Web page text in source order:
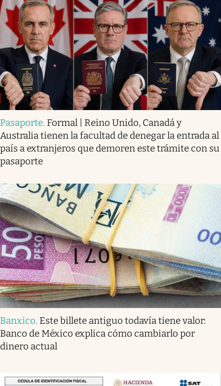
Pasaporte. Formal | Reino Unido, Canadá y
Australia tienen la facultad de denegar la entrada al
país a extranjeros que demoren este trámite con su
pasaporte
Banxico. Este billete antiguo todavía tiene valor:
Banco de México explica cómo cambiarlo por
dinero actual